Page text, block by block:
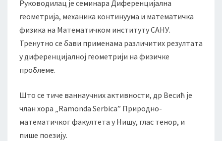
Руководилац је семинара Диференцијална
геометрија, механика континуума и математичка
физика на Математичком институту САНУ.
Тренутно се бави применама различитих резултата
у диференцијалној геометрији на физичке
проблеме.
Што се тиче ваннаучних активности, др Весић је
члан хора „Ramonda Serbica” Природно-
математичког факултета у Нишу, глас тенор, и
пише поезију.